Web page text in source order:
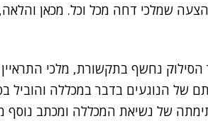
שמלכי דחה מכל וכל. מכאן והלאה,
נחשף בתקשורת, מלכי התראיין
הנוגעים בדבר במכללה והוביל
של נשיאת המכללה ומכתב נוסף